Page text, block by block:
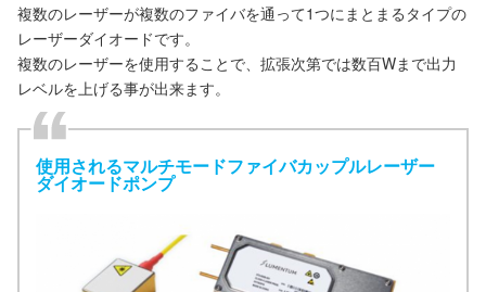
複数のレーザーが複数のファイバを通って1つにまとまるタイプの
レーザーダイオードです。
複数のレーザーを使用することで、拡張次第では数百Wまで出力
レベルを上げる事が出来ます。
使用されるマルチモードファイバカップルレーザー
ダイオードポンプ